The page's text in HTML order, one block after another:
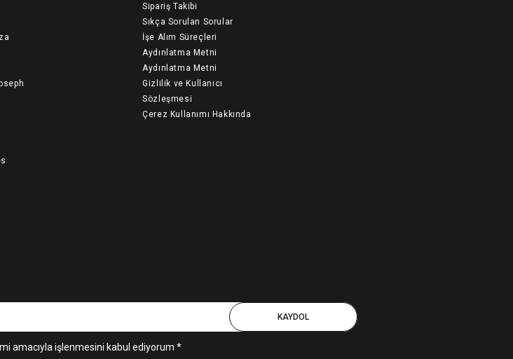
Sipariş Takibi
Sıkça Sorulan Sorular
İşe Alım Süreçleri
Aydınlatma Metni
Aydınlatma Metni
Gizlilik ve Kullanıcı
Sözleşmesi
Çerez Kullanımı Hakkında
KAYDOL
amacıyla işlenmesini kabul ediyorum *